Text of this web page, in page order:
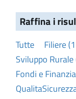
Raffina i
Tutte Filiere
Sviluppo
Fondi e